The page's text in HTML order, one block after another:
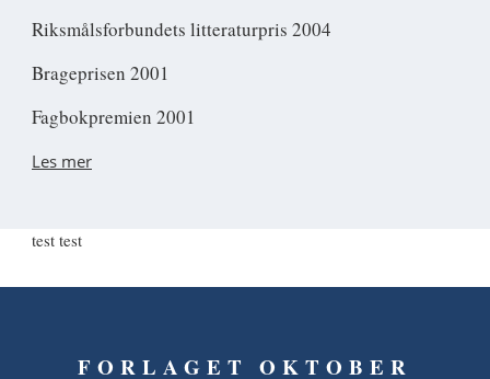
Riksmålsforbundets litteraturpris 2004
Brageprisen 2001
Fagbokpremien 2001
Les mer
test test
FORLAGET OKTOBER